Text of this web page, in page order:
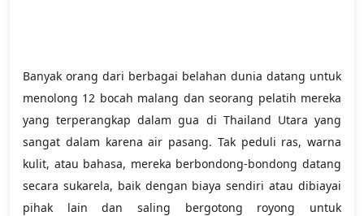
Banyak orang dari berbagai belahan dunia datang untuk
menolong 12 bocah malang dan seorang pelatih mereka
yang terperangkap dalam gua di Thailand Utara yang
sangat dalam karena air pasang. Tak peduli ras, warna
kulit, atau bahasa, mereka berbondong-bondong datang
secara sukarela, baik dengan biaya sendiri atau dibiayai
pihak lain dan saling bergotong royong untuk